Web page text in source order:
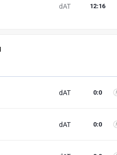
dAT 12:16
dAT 0:0
dAT 0:0